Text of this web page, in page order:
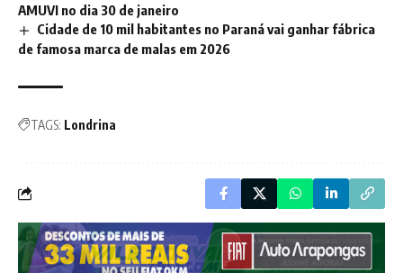
AMUVI no dia 30 de janeiro
Cidade de 10 mil habitantes no Paraná vai ganhar fábrica
de famosa marca de malas em 2026
TAGS: Londrina